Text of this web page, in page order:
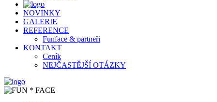
NOVINKY
GALERIE
REFERENCE
Funface & partneři
KONTAKT
Ceník
NEJČASTĚJŠÍ OTÁZKY